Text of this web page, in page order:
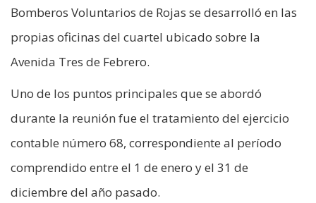
Bomberos Voluntarios de Rojas se desarrolló en las
propias oficinas del cuartel ubicado sobre la
Avenida Tres de Febrero.
Uno de los puntos principales que se abordó
durante la reunión fue el tratamiento del ejercicio
contable número 68, correspondiente al período
comprendido entre el 1 de enero y el 31 de
diciembre del año pasado.